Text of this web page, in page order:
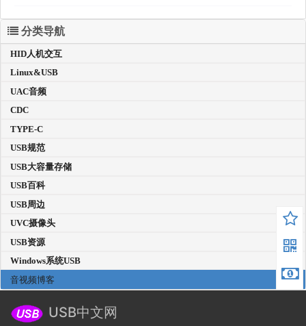
分类导航
HID人机交互
Linux&USB
UAC音频
CDC
TYPE-C
USB规范
USB大容量存储
USB百科
USB周边
UVC摄像头
USB资源
Windows系统USB
音视频博客
USB中文网